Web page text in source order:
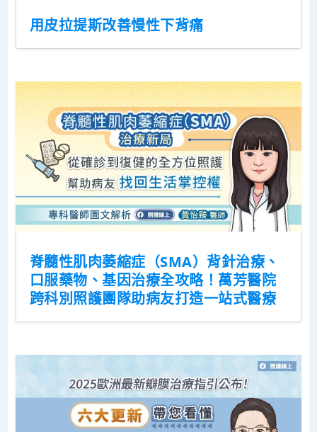
用皮拉提斯改善慢性下背痛
脊髓性肌肉萎縮症（SMA）背針治療、
口服藥物、基因治療全攻略！萬芳醫院
跨科別照護團隊助病友打造一站式醫療